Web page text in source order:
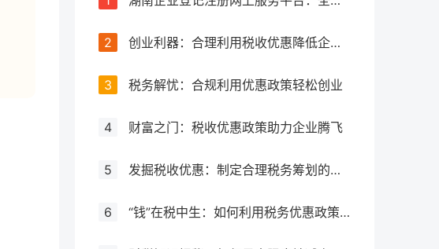
2 创业利器：合理利用税收优惠降低企业税负
3 税务解忧：合规利用优惠政策轻松创业
4 财富之门：税收优惠政策助力企业腾飞
5 发掘税收优惠：制定合理税务筹划的必要步骤
6 “钱”在税中生：如何利用税务优惠政策增加企业利润